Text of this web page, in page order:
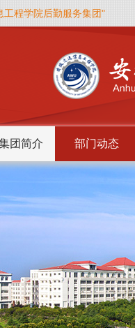
工程学院后勤服务集团"
团简介 部门动态